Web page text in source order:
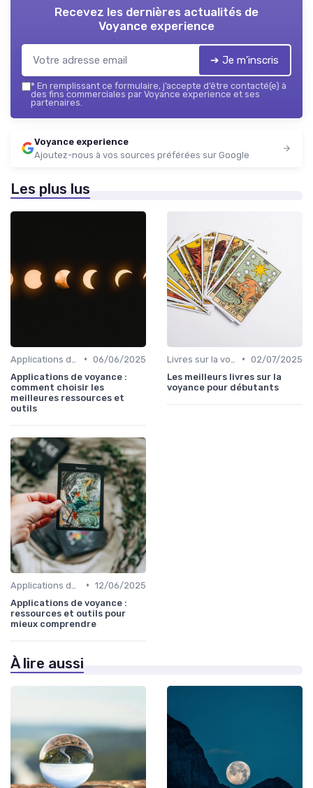
Recevez les dernières actualités de
Voyance experience
➔ Je m'inscris
* En remplissant ce formulaire, j’accepte d’être contacté(e) à
des fins commerciales par Voyance experience et ses
partenaires.
Voyance experience
Ajoutez-nous à vos sources préférées sur Google
Les plus lus
• 06/06/2025
Applications de voyance :
comment choisir les
meilleures ressources et
outils
• 02/07/2025
Les meilleurs livres sur la
voyance pour débutants
• 12/06/2025
Applications de voyance :
ressources et outils pour
mieux comprendre
À lire aussi